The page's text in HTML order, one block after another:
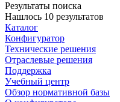
Результаты поиска
Нашлось 10 результатов
Каталог
Конфигуратор
Технические решения
Отраслевые решения
Поддержка
Учебный центр
Обзор нормативной базы